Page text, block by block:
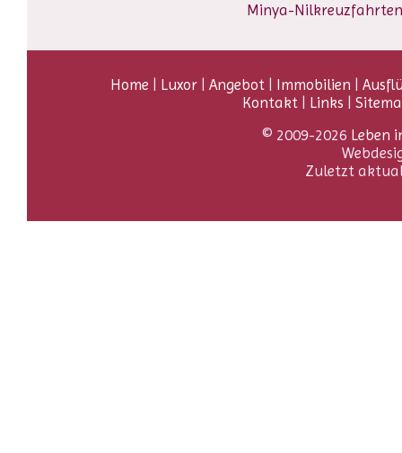
Minya-Nilkreuzfahrten
Home | Luxor| Angebot| Immobilien |
Kontakt| Links |
© 2009-2026 Leben
Zuletzt